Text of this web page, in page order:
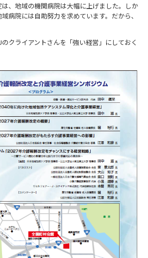
、地域の機関病院は大幅に上げました。しか
病院には自助努力を求めています。だから、
クライアントさんを「強い経営」にしておく